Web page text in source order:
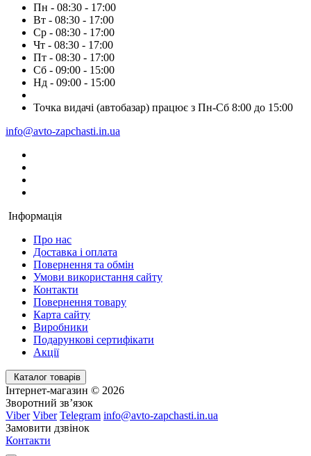
Пн - 08:30 - 17:00
Вт - 08:30 - 17:00
Ср - 08:30 - 17:00
Чт - 08:30 - 17:00
Пт - 08:30 - 17:00
Сб - 09:00 - 15:00
Нд - 09:00 - 15:00
Точка видачі (автобазар) працює з Пн-Сб 8:00 до 15:00
info@avto-zapchasti.in.ua
Інформація
Про нас
Доставка і оплата
Повернення та обмін
Умови використання сайту
Контакти
Повернення товару
Карта сайту
Виробники
Подарункові сертифікати
Акції
Каталог товарів
Інтернет-магазин © 2026
Зворотний зв’язок
Viber Viber Telegram info@avto-zapchasti.in.ua
Замовити дзвінок
Контакти